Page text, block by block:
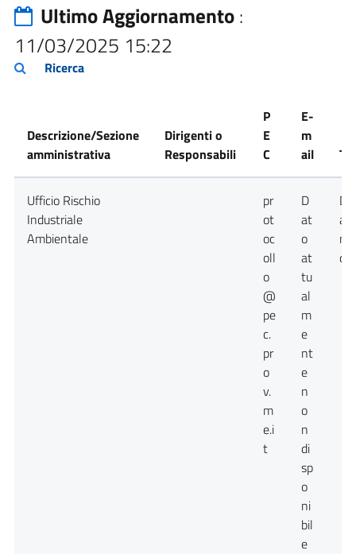
Ultimo Aggiornamento:
11/03/2025 15:22
Ricerca
Descrizione/Sezione
amministrativa
Dirigenti o
Responsabili
P
E
C
E-
m
ail
Ufficio Rischio
Industriale
Ambientale
pr
ot
oc
oll
o
@
pe
c.
pr
o
v.
m
e.i
t
D
at
o
at
tu
al
m
e
nt
e
n
o
n
di
sp
o
ni
bil
e